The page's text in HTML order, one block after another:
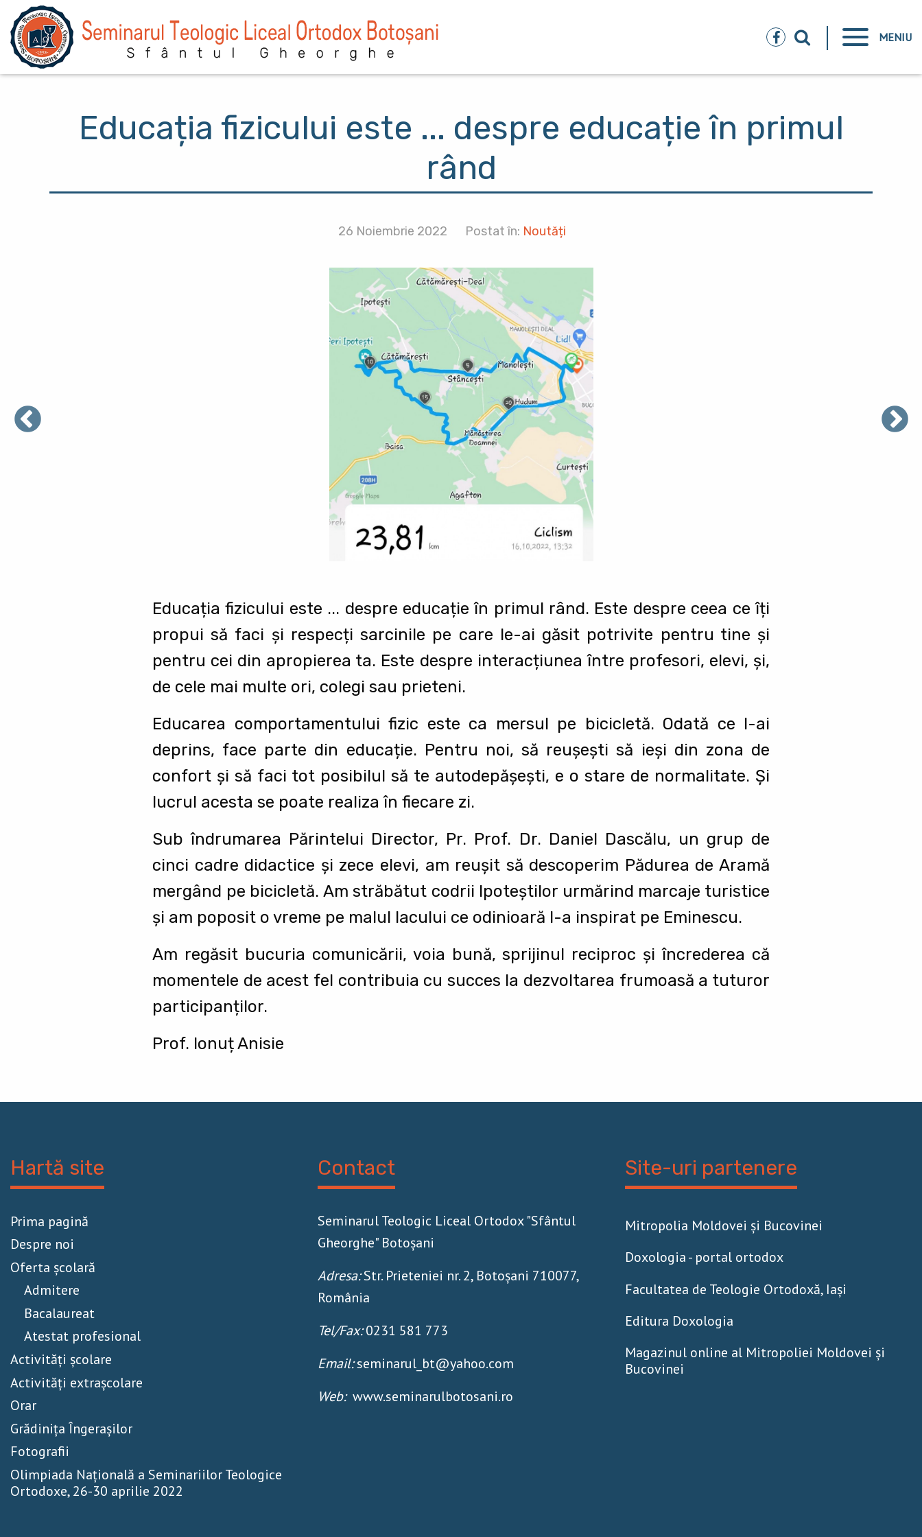
Sari la conținutul principal
MENIU
Educația fizicului este ... despre educație în primul
rând
26 Noiembrie 2022 Postat în: Noutăți
Educația fizicului este ... despre educație în primul rând. Este despre ceea ce îți
propui să faci și respecți sarcinile pe care le-ai găsit potrivite pentru tine și
pentru cei din apropierea ta. Este despre interacțiunea între profesori, elevi, și,
de cele mai multe ori, colegi sau prieteni.
Educarea comportamentului fizic este ca mersul pe bicicletă. Odată ce l-ai
deprins, face parte din educație. Pentru noi, să reușești să ieși din zona de
confort și să faci tot posibilul să te autodepășești, e o stare de normalitate. Și
lucrul acesta se poate realiza în fiecare zi.
Sub îndrumarea Părintelui Director, Pr. Prof. Dr. Daniel Dascălu, un grup de
cinci cadre didactice și zece elevi, am reușit să descoperim Pădurea de Aramă
mergând pe bicicletă. Am străbătut codrii Ipoteștilor urmărind marcaje turistice
și am poposit o vreme pe malul lacului ce odinioară l-a inspirat pe Eminescu.
Am regăsit bucuria comunicării, voia bună, sprijinul reciproc și încrederea că
momentele de acest fel contribuia cu succes la dezvoltarea frumoasă a tuturor
participanților.
Prof. Ionuț Anisie
Hartă site
Prima pagină
Despre noi
Oferta școlară
Admitere
Bacalaureat
Atestat profesional
Activităţi școlare
Activităţi extrașcolare
Orar
Grădinița Îngerașilor
Fotografii
Olimpiada Națională a Seminariilor Teologice
Ortodoxe, 26-30 aprilie 2022
Contact
Seminarul Teologic Liceal Ortodox "Sfântul
Gheorghe" Botoșani
Adresa:Str. Prieteniei nr. 2, Botoșani 710077,
România
Tel/Fax:0231 581 773
Email:seminarul_bt@yahoo.com
Web: www.seminarulbotosani.ro
Site-uri partenere
Mitropolia Moldovei și Bucovinei
Doxologia - portal ortodox
Facultatea de Teologie Ortodoxă, Iaşi
Editura Doxologia
Magazinul online al Mitropoliei Moldovei și
Bucovinei